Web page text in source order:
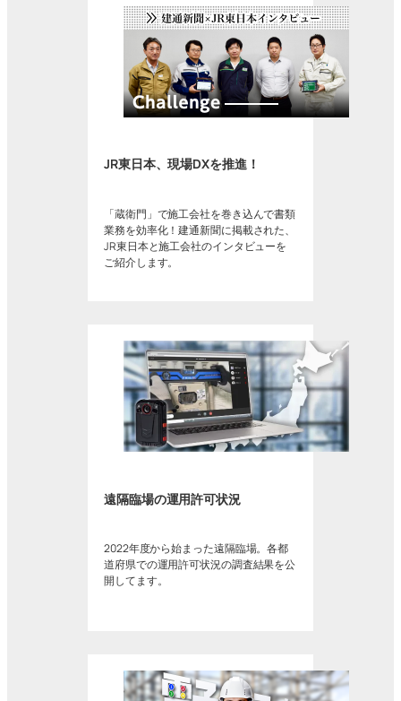
JR東日本、現場DXを推進！
「蔵衛門」で施工会社を巻き込んで書類
業務を効率化！建通新聞に掲載された、
JR東日本と施工会社のインタビューを
ご紹介します。
遠隔臨場の運用許可状況
2022年度から始まった遠隔臨場。各都
道府県での運用許可状況の調査結果を公
開してます。